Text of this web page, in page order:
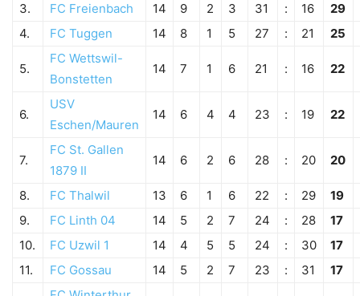
3.
FC Freienbach 14 9 2 3 31 : 16
29
4.
FC Tuggen 14 8 1 5 27 : 21 25
5.
FC Wettswil-
Bonstetten
14 7 1 6 21 : 16 22
6.
USV
Eschen/Mauren
14 6 4 4 23 : 19 22
7.
FC St. Gallen
1879 II
14 6 2 6 28 : 20 20
8. FC Thalwil 13 6 1 6 22 : 29
19
9.
FC Linth 04 14 5 2 7 24 : 28
17
10.
FC Uzwil 1 14 4 5 5 24 : 30
17
11.
FC Gossau 14 5 2 7 23 : 31 17